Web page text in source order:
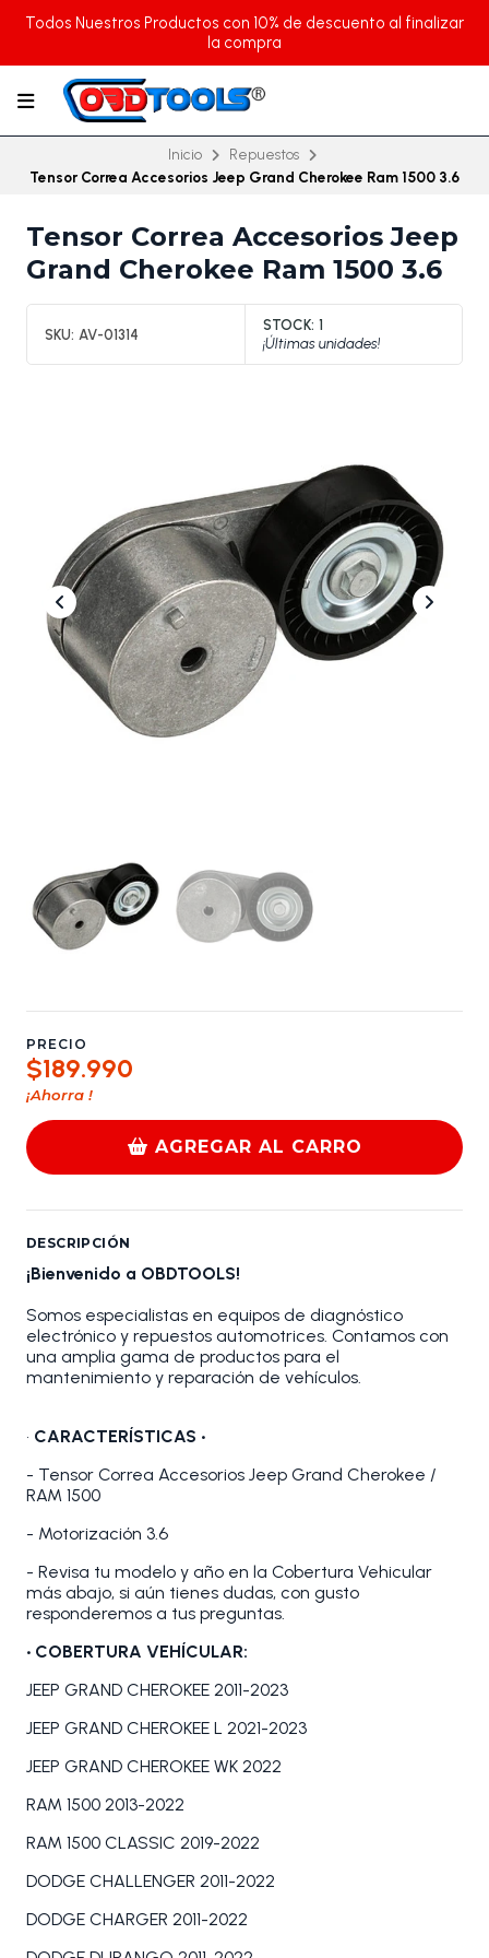
Todos Nuestros Productos con 10% de descuento al finalizar
la compra
Inicio
Repuestos
Tensor Correa Accesorios Jeep Grand Cherokee Ram 1500 3.6
Tensor Correa Accesorios Jeep
Grand Cherokee Ram 1500 3.6
SKU: AV-01314
STOCK: 1
¡Últimas unidades!
PRECIO
$189.990
¡Ahorra !
AGREGAR AL CARRO
DESCRIPCIÓN
¡Bienvenido a OBDTOOLS!
Somos especialistas en equipos de diagnóstico
electrónico y repuestos automotrices. Contamos con
una amplia gama de productos para el
mantenimiento y reparación de vehículos.
• CARACTERÍSTICAS •
- Tensor Correa Accesorios Jeep Grand Cherokee /
RAM 1500
- Motorización 3.6
- Revisa tu modelo y año en la Cobertura Vehicular
más abajo, si aún tienes dudas, con gusto
responderemos a tus preguntas.
• COBERTURA VEHÍCULAR:
JEEP GRAND CHEROKEE 2011-2023
JEEP GRAND CHEROKEE L 2021-2023
JEEP GRAND CHEROKEE WK 2022
RAM 1500 2013-2022
RAM 1500 CLASSIC 2019-2022
DODGE CHALLENGER 2011-2022
DODGE CHARGER 2011-2022